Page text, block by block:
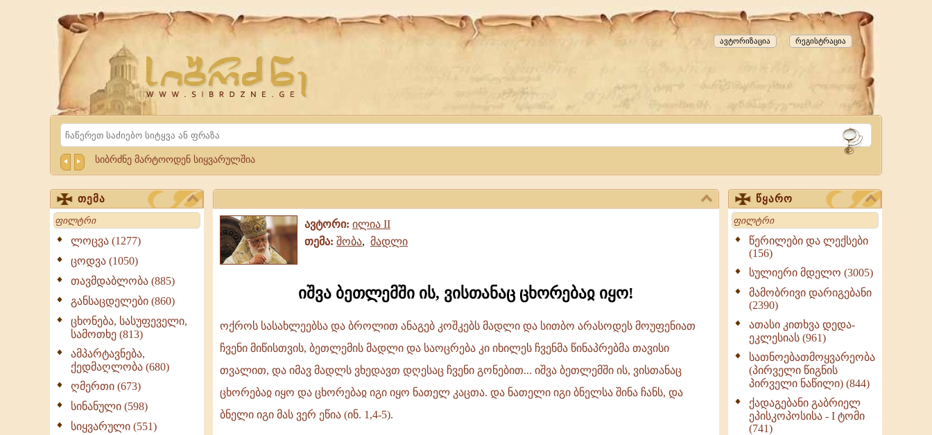
Website
Sibrdzne.ge
რეგისტრაცია
ავტორიზაცია
Search
სიბრძნე მარტოოდენ სიყვარულშია
თემა
Search
ლოცვა (1277)
ცოდვა (1050)
თავმდაბლობა (885)
განსაცდელები (860)
ცხონება, სასუფეველი,
სამოთხე (813)
ამპარტავნება,
ქედმაღლობა (680)
ღმერთი (673)
სინანული (598)
სიყვარული (551)
ავტორი: ილია II
თემა: შობა, მადლი
იშვა ბეთლემში ის, ვისთანაც ცხორებაჲ იყო!
ოქროს სასახლეებსა და ბროლით ანაგებ კოშკებს მადლი და სითბო არასოდეს მოუფენიათ
ჩვენი მიწისთვის, ბეთლემის მადლი და საოცრება კი იხილეს ჩვენმა წინაპრებმა თავისი
თვალით, და იმავ მადლს ვხედავთ დღესაც ჩვენი გონებით... იშვა ბეთლემში ის, ვისთანაც
ცხორებაჲ იყო და ცხორებაჲ იგი იყო ნათელ კაცთა. და ნათელი იგი ბნელსა შინა ჩანს, და
ბნელი იგი მას ვერ ეწია (ინ. 1,4-5).
წყარო
Search
წერილები და ლექსები
(156)
სულიერი მდელო (3005)
მამობრივი დარიგებანი
(2390)
ათასი კითხვა დედა-
ეკლესიას (961)
სათნოებათმოყვარეობა
(პირველი წიგნის
პირველი ნაწილი) (844)
ქადაგებანი გაბრიელ
ეპისკოპოსისა - I ტომი
(741)